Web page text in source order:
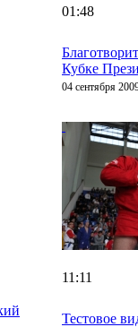
01:48
Кубке
04 сентября
11:11
Тестовое